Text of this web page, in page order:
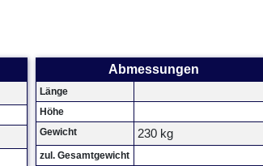
Abmessungen
Länge
Höhe
Gewicht
230 kg
zul. Gesamtgewicht